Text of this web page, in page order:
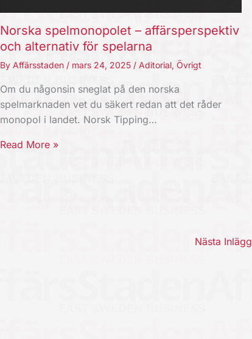
Norska spelmonopolet – affärsperspektiv
och alternativ för spelarna
By Affärsstaden / mars 24, 2025 / Aditorial, Övrigt
Om du någonsin sneglat på den norska
spelmarknaden vet du säkert redan att det råder
monopol i landet. Norsk Tipping…
Read More »
Nästa Inlägg